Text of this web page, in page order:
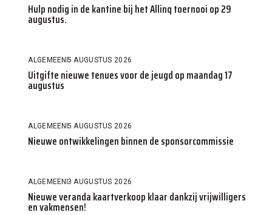
Hulp nodig in de kantine bij het Allinq toernooi op 29
augustus.
ALGEMEEN5 AUGUSTUS 2026
Uitgifte nieuwe tenues voor de jeugd op maandag 17
augustus
ALGEMEEN5 AUGUSTUS 2026
Nieuwe ontwikkelingen binnen de sponsorcommissie
ALGEMEEN3 AUGUSTUS 2026
Nieuwe veranda kaartverkoop klaar dankzij vrijwilligers
en vakmensen!